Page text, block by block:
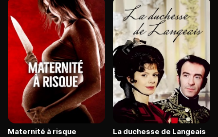
Maternité à risque La duchesse de Langeais